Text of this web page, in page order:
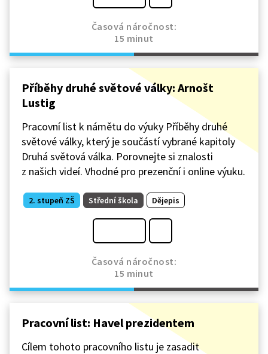
Časová náročnost:
15 minut
Příběhy druhé světové války: Arnošt
Lustig
Pracovní list k námětu do výuky Příběhy druhé
světové války, který je součástí vybrané kapitoly
Druhá světová válka. Porovnejte si znalosti
z našich videí. Vhodné pro prezenční i online výuku.
2. stupeň ZŠ Střední škola Dějepis
Časová náročnost:
15 minut
Pracovní list: Havel prezidentem
Cílem tohoto pracovního listu je zasadit